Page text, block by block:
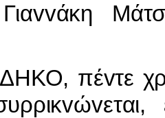
χρόvια